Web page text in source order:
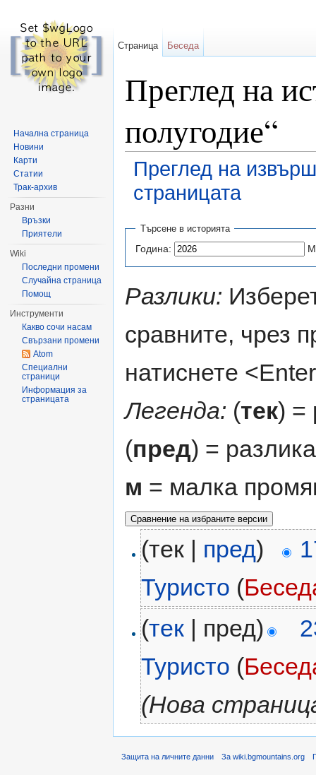
Преглед на
полугодие“
Преглед на
страницата
Търсене в историята
Година:
Разлики:
сравните, чрез
натиснете
Легенда: (тек) =
(пред) =
м = малка
(тек | пред)
Туристо (
(тек | пред)
Туристо (
(Нова
Страница Беседа
Начална страница
Новини
Карти
Статии
Трак-архив
Разни
Връзки
Приятели
Wiki
Последни промени
Случайна страница
Помощ
Инструменти
Какво сочи насам
Свързани промени
Atom
Специални
страници
Информация за
страницата
Защита на личните данни За wiki.bgmountains.org